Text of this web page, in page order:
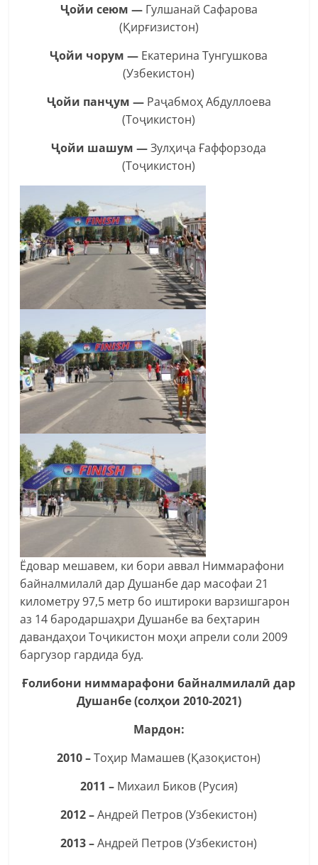
Ҷойи сеюм —Гулшанай Сафарова
(Қирғизистон)
Ҷойи чорум — Екатерина Тунгушкова
(Узбекистон)
Ҷойи панҷум —Раҷабмоҳ Абдуллоева
(Тоҷикистон)
Ҷойи шашум —Зулҳиҷа Ғаффорзода
(Тоҷикистон)
Ёдовар мешавем, ки бори аввал Ниммарафони
байналмилалӣ дар Душанбе дар масофаи 21
километру 97,5 метр бо иштироки варзишгарон
аз 14 бародаршаҳри Душанбе ва беҳтарин
давандаҳои Тоҷикистон моҳи апрели соли 2009
баргузор гардида буд.
Ғолибони ниммарафони байналмилалӣ дар
Душанбе (солҳои 2010-2021)
Мардон:
2010 –Тоҳир Мамашев (Қазоқистон)
2011 –Михаил Биков (Русия)
2012 –Андрей Петров (Узбекистон)
2013 –Андрей Петров (Узбекистон)